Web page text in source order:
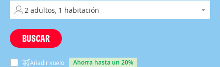
BUSCAR
Añadir vuelo ahorra hasta un 20%